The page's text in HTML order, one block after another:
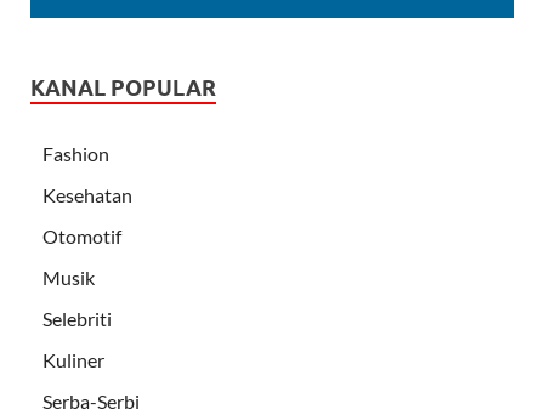
KANAL POPULAR
Fashion
Kesehatan
Otomotif
Musik
Selebriti
Kuliner
Serba-Serbi